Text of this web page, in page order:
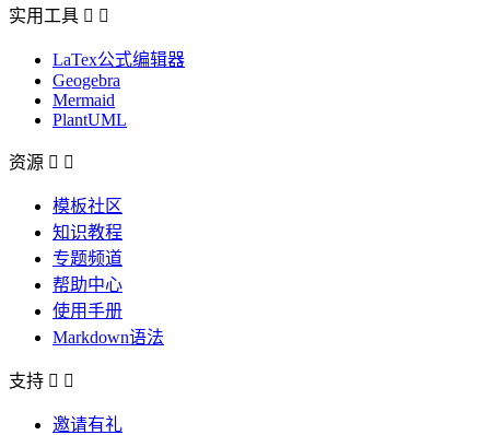
实用工具  
LaTex公式编辑器
Geogebra
Mermaid
PlantUML
资源  
模板社区
知识教程
专题频道
帮助中心
使用手册
Markdown语法
支持  
邀请有礼